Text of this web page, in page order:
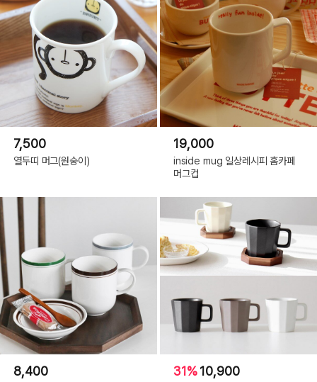
7,500
열두띠 머그(원숭이)
19,000
inside mug 일상레시피 홈카페
머그컵
8,400 31%10,900